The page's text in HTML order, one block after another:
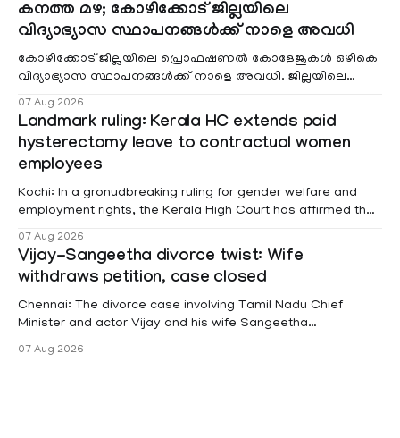
കനത്ത മഴ; കോഴിക്കോട് ജില്ലയിലെ
വിദ്യാഭ്യാസ സ്ഥാപനങ്ങൾക്ക് നാളെ അവധി
കോഴിക്കോട് ജില്ലയിലെ പ്രൊഫഷണൽ കോളേജുകൾ ഒഴികെ
വിദ്യാഭ്യാസ സ്ഥാപനങ്ങൾക്ക് നാളെ അവധി. ജില്ലയിലെ
07 Aug 2026
Landmark ruling: Kerala HC extends paid
hysterectomy leave to contractual women
employees
Kochi: In a gronudbreaking ruling for gender welfare and
employment rights, the Kerala High Court has affirmed that
projects are eligible for paid medical leave following
hysterectomy surgery under the Kerala Service Rules
(KSR). The court noted that since essential benefits like
maternity
07 Aug 2026
Vijay-Sangeetha divorce twist: Wife
withdraws petition, case closed
Chennai: The divorce case involving Tamil Nadu Chief
Minister and actor Vijay and his wife Sangeetha
Sowrnalingam has taken a new turn after Sangeetha
07 Aug 2026